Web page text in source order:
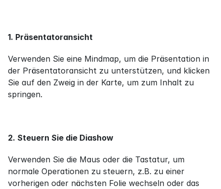
1. Präsentatoransicht
Verwenden Sie eine Mindmap, um die Präsentation in
der Präsentatoransicht zu unterstützen, und klicken
Sie auf den Zweig in der Karte, um zum Inhalt zu
springen.
2. Steuern Sie die Diashow
Verwenden Sie die Maus oder die Tastatur, um
normale Operationen zu steuern, z.B. zu einer
vorherigen oder nächsten Folie wechseln oder das